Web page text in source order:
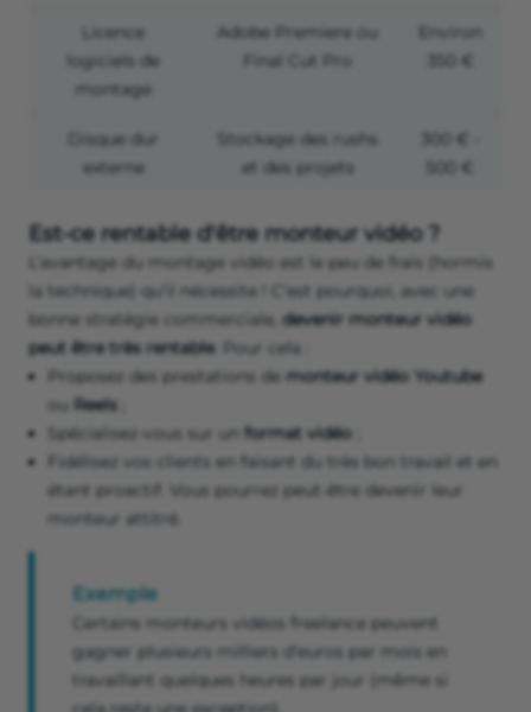
Licence
logiciels de
montage
Adobe Premiere ou
Final Cut Pro
Environ
350 €
Disque dur
externe
Stockage des rushs
et des projets
300 € -
500 €
Est-ce rentable d'être monteur vidéo ?
L’avantage du montage vidéo est le peu de frais (hormis
la technique) qu’il nécessite ! C'est pourquoi, avec une
bonne stratégie commerciale, devenir monteur vidéo
peut être très rentable. Pour cela :
Proposez des prestations de monteur vidéo Youtube
ou Reels
Spécialisez-vous sur un format vidéo
Fidélisez vos clients en faisant du très bon travail et en
étant proactif. Vous pourrez peut-être devenir leur
monteur attitré.
Exemple
Certains monteurs vidéos freelance peuvent
gagner plusieurs milliers d’euros par mois en
travaillant quelques heures par jour (même si